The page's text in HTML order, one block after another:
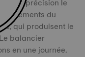
avec précision le
du
qui produisent le
balancier
en une journée.